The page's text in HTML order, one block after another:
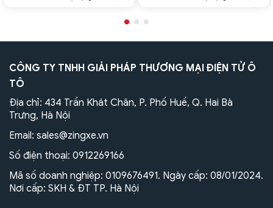
CÔNG TY TNHH GIẢI PHÁP THƯƠNG MẠI ĐIỆN TỬ Ô
TÔ
Địa chỉ: 434 Trần Khát Chân, P. Phố Huế, Q. Hai Bà
Trưng, Hà Nội
Email: sales@zingxe.vn
Số điện thoại: 0912269166
Mã số doanh nghiệp: 0109676491. Ngày cấp: 08/01/2024.
Nơi cấp: SKH & ĐT TP. Hà Nội